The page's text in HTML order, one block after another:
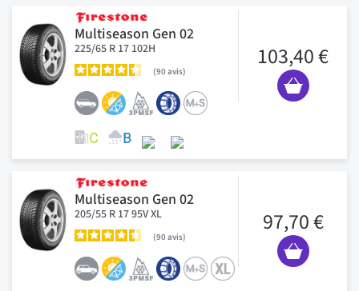
Multiseason Gen 02
225/65 R 17 102H
90avis
103,40 €
Multiseason Gen 02
205/55 R 17 95V XL
90avis
97,70 €